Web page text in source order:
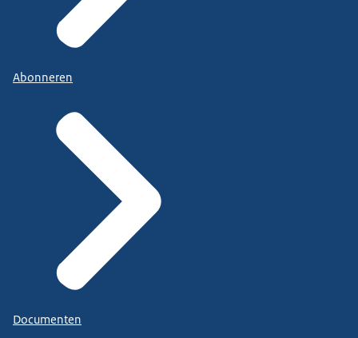
Abonneren
Documenten